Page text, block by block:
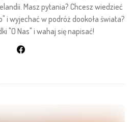
Masz pytania? Chcesz wiedzieć
i wyjechać w podróż dookoła świata?
"O Nas" i wahaj się napisać!